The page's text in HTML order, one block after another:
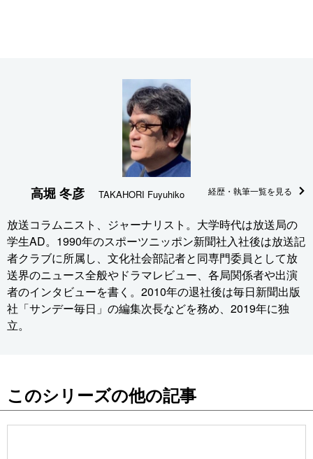
高堀 冬彦 TAKAHORI Fuyuhiko 経歴・執筆一覧を見る
放送コラムニスト、ジャーナリスト。大学時代は放送局の
学生AD。1990年のスポーツニッポン新聞社入社後は放送記
者クラブに所属し、文化社会部記者と同専門委員として放
送界のニュース全般やドラマレビュー、各局関係者や出演
者のインタビューを書く。2010年の退社後は毎日新聞出版
社「サンデー毎日」の編集次長などを務め、2019年に独
立。
このシリーズの他の記事